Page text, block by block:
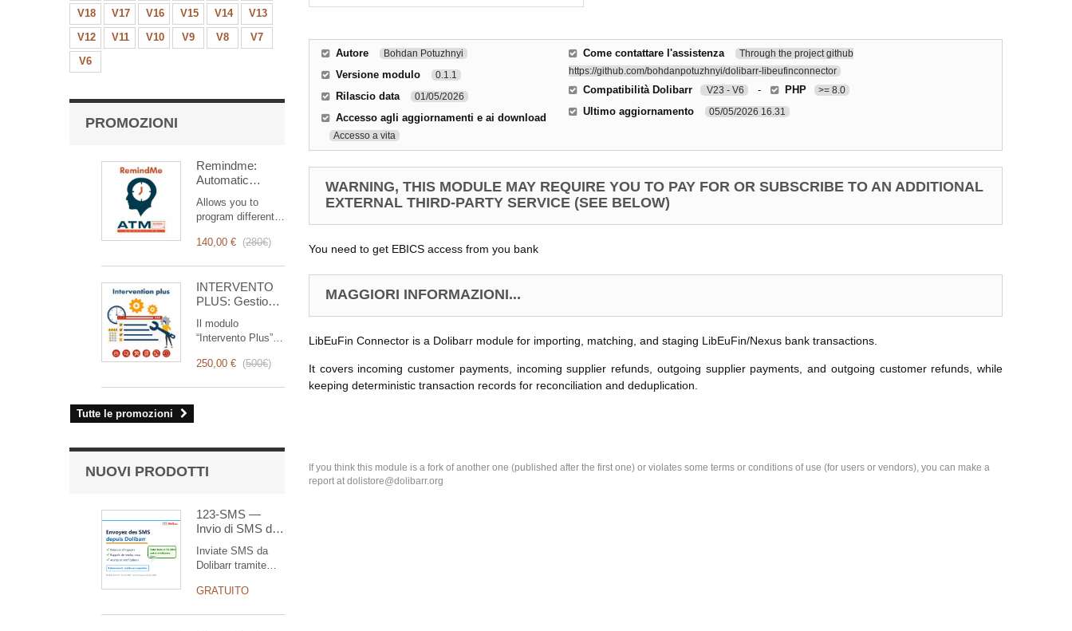
V18
V17 V16 V15 V14
V13
V12
V11 V10 V9 V8
V7
V6
PROMOZIONI
Remindme:
Automatic
event,
notification)
Allows you to
program different
based on a trigger.
140,00 € (280€)
INTERVENTO
PLUS: Gestione
Interventi
Il modulo
“Intervento Plus” è
rivoluzionario che
fatturazione.
Pensato per team
suite completa di
funzionalità per
monitoraggio
trasparente ed
intervento.
250,00 € (500€)
Tutte le promozioni
NUOVI PRODOTTI
123-SMS —
Invio di SMS da
(notifiche,
solleciti, avvisi)
Inviate SMS da
Dolibarr tramite
gateway SMS
GRATUITO
Autore Bohdan Potuzhnyi
Versione modulo 0.1.1
Rilascio data 01/05/2026
Accesso agli aggiornamenti e ai download
Accesso a vita
Come contattare l'assistenza
Through the project github
https://github.com/bohdanpotuzhnyi/dolibarr-libeufinconnector
Compatibilità Dolibarr V23 - V6 - PHP >= 8.0
Ultimo aggiornamento 05/05/2026 16.31
WARNING, THIS MODULE MAY REQUIRE YOU TO PAY FOR OR SUBSCRIBE TO AN ADDITIONAL
EXTERNAL THIRD-PARTY SERVICE (SEE BELOW)
You need to get EBICS access from you bank
MAGGIORI INFORMAZIONI...
LibEuFin Connector is a Dolibarr module for importing, matching, and staging LibEuFin/Nexus bank transactions.
It covers incoming customer payments, incoming supplier refunds, outgoing supplier payments, and outgoing customer refunds, while
keeping deterministic transaction records for reconciliation and deduplication.
If you think this module is a fork of another one (published after the first one) or violates some terms or conditions of use (for users or vendors), you can make a
report at dolistore@dolibarr.org